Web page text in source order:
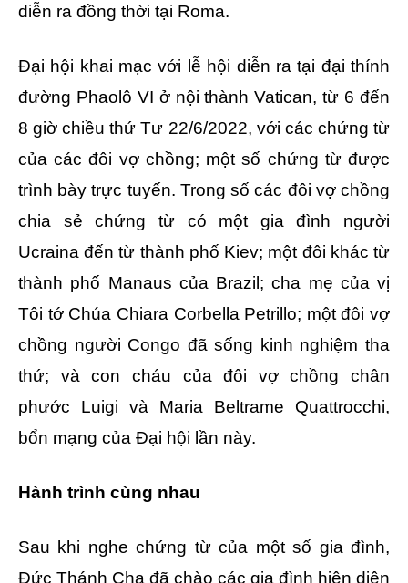
diễn ra đồng thời tại Roma.
Đại hội khai mạc với lễ hội diễn ra tại đại thính
đường Phaolô VI ở nội thành Vatican, từ 6 đến
8 giờ chiều thứ Tư 22/6/2022, với các chứng từ
của các đôi vợ chồng; một số chứng từ được
trình bày trực tuyến. Trong số các đôi vợ chồng
chia sẻ chứng từ có một gia đình người
Ucraina đến từ thành phố Kiev; một đôi khác từ
thành phố Manaus của Brazil; cha mẹ của vị
Tôi tớ Chúa Chiara Corbella Petrillo; một đôi vợ
chồng người Congo đã sống kinh nghiệm tha
thứ; và con cháu của đôi vợ chồng chân
phước Luigi và Maria Beltrame Quattrocchi,
bổn mạng của Đại hội lần này.
Hành trình cùng nhau
Sau khi nghe chứng từ của một số gia đình,
Đức Thánh Cha đã chào các gia đình hiện diện